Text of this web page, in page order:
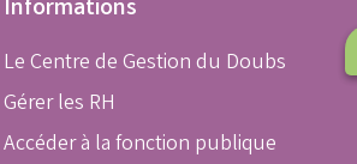
Informations
Le Centre de Gestion du Doubs
Gérer les RH
Accéder à la fonction publique